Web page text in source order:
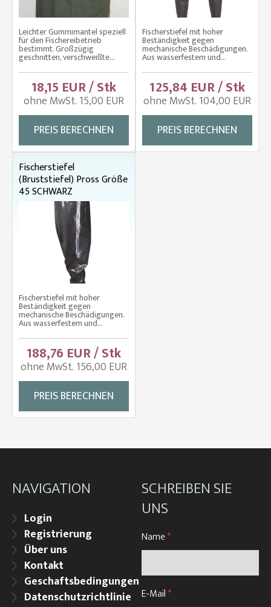
Leichter Gummimantel speziell
für den Fischereibetrieb
bestimmt. Großzügig
geschnitten, verschweißte...
18,15 EUR / Stk
ohne MwSt. 15,00 EUR
PREIS BERECHNEN
Fischerstiefel mit hoher
Beständigkeit gegen
mechanische Beschädigungen.
Aus wasserfestem und...
125,84 EUR / Stk
ohne MwSt. 104,00 EUR
PREIS BERECHNEN
Fischerstiefel
(Bruststiefel) Pross Größe
45 SCHWARZ
Fischerstiefel mit hoher
Beständigkeit gegen
mechanische Beschädigungen.
Aus wasserfestem und...
188,76 EUR / Stk
ohne MwSt. 156,00 EUR
PREIS BERECHNEN
NAVIGATION
Login
Registrierung
Über uns
Kontakt
Geschaftsbedingungen
Datenschutzrichtlinie
SCHREIBEN SIE
UNS
Name*
E-Mail*